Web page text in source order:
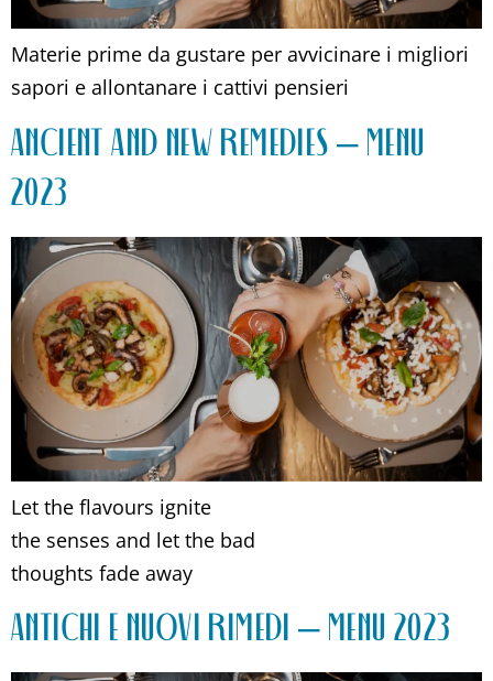
Materie prime da gustare per avvicinare i migliori
sapori e allontanare i cattivi pensieri
ANCIENT AND NEW REMEDIES – MENU
2023
Let the flavours ignite
the senses and let the bad
thoughts fade away
ANTICHI E NUOVI RIMEDI – MENU 2023